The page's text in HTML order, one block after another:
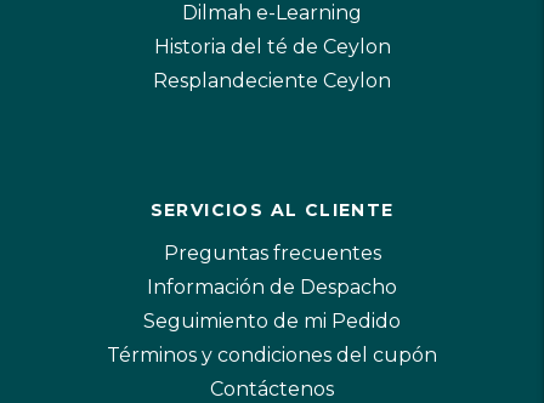
Dilmah e-Learning
Historia del té de Ceylon
Resplandeciente Ceylon
SERVICIOS AL CLIENTE
Preguntas frecuentes
Información de Despacho
Seguimiento de mi Pedido
Términos y condiciones del cupón
Contáctenos